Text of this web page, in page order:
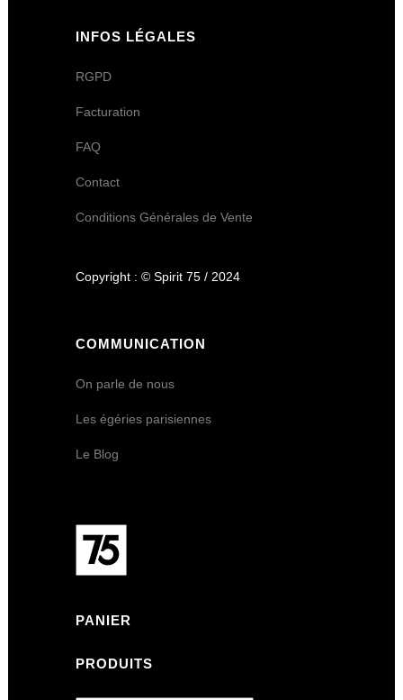
INFOS LÉGALES
RGPD
Facturation
FAQ
Contact
Conditions Générales de Vente
Copyright : © Spirit 75 / 2024
COMMUNICATION
On parle de nous
Les égéries parisiennes
Le Blog
PANIER
PRODUITS